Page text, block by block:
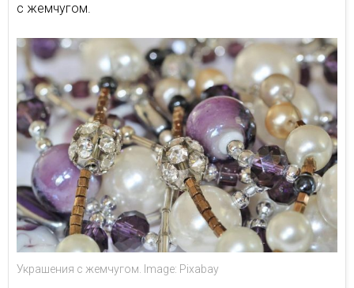
с жемчугом.
Украшения с жемчугом. Image: Pixabay